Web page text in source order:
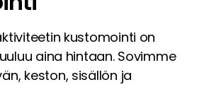
kustomointi on
aina hintaan. Sovimme
keston, sisällön ja